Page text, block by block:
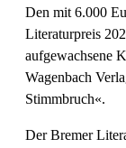
Den mit 6.000
Literaturpreis
aufgewachsene
Wagenbach
Stimmbruch«.
Der Bremer